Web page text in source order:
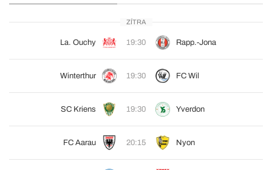
ZÍTRA
La. Ouchy 19:30 Rapp.-Jona
Winterthur 19:30 FC Wil
SC Kriens 19:30 Yverdon
FC Aarau 20:15 Nyon